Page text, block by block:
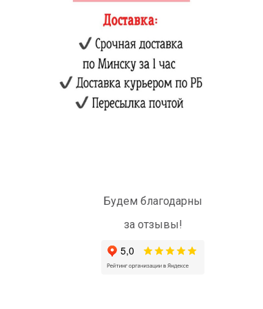
Будем благодарны
за отзывы!